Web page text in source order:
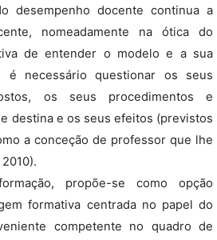
desempenho docente continua a
nomeadamente na ótica do
de entender o modelo e a sua
é necessário questionar os seus
os seus procedimentos e
destina e os seus efeitos (previstos
a conceção de professor que lhe
propõe-se como opção
formativa centrada no papel do
competente no quadro de